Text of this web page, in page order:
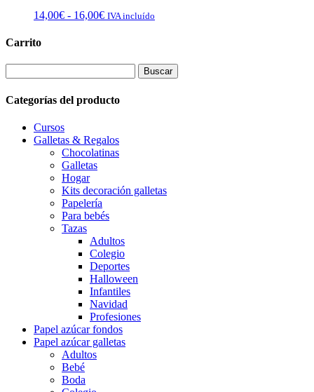
16,00€
14,00€ - 16,00€Rango
14,00€
hasta
IVA incluído
Carrito
Categorías del producto
Cursos
Galletas & Regalos
Chocolatinas
Galletas
Hogar
Kits decoración galletas
Papelería
Para bebés
Tazas
Adultos
Colegio
Deportes
Halloween
Infantiles
Navidad
Profesiones
Papel azúcar fondos
Papel azúcar galletas
Adultos
Bebé
Boda